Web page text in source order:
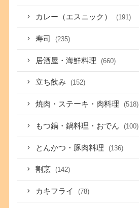
カレー（エスニック） (191)
寿司 (235)
居酒屋・海鮮料理 (660)
立ち飲み (152)
焼肉・ステーキ・肉料理 (518)
もつ鍋・鍋料理・おでん (100)
とんかつ・豚肉料理 (136)
割烹 (142)
カキフライ (78)